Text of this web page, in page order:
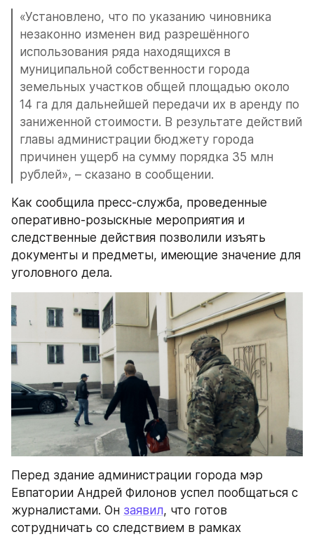
«Установлено, что по указанию чиновника
незаконно изменен вид разрешённого
использования ряда находящихся в
муниципальной собственности города
земельных участков общей площадью около
14 га для дальнейшей передачи их в аренду по
заниженной стоимости. В результате действий
главы администрации бюджету города
причинен ущерб на сумму порядка 35 млн
рублей», – сказано в сообщении.
Как сообщила пресс-служба, проведенные
оперативно-розыскные мероприятия и
следственные действия позволили изъять
документы и предметы, имеющие значение для
уголовного дела.
Перед здание администрации города мэр
Евпатории Андрей Филонов успел пообщаться с
журналистами. Он заявил, что готов
сотрудничать со следствием в рамках